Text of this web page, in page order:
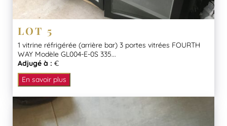
LOT 5
1 vitrine réfrigérée (arrière bar) 3 portes vitrées FOURTH
WAY Modèle GL004-E-0S 335...
Adjugé à : €
En savoir plus